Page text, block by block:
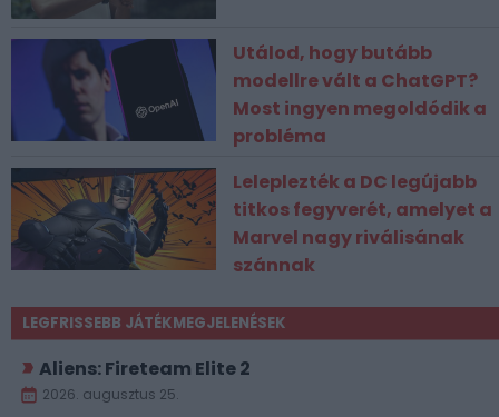
Utálod, hogy butább
modellre vált a ChatGPT?
Most ingyen megoldódik a
probléma
Leleplezték a DC legújabb
titkos fegyverét, amelyet a
Marvel nagy riválisának
szánnak
LEGFRISSEBB JÁTÉKMEGJELENÉSEK
Aliens: Fireteam Elite 2
2026. augusztus 25.